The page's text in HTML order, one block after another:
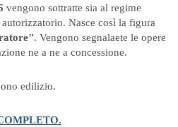
vengono sottratte sia al regime
Nasce così la figura
. Vengono segnalaete le opere
ne a ne a concessione.
edilizio.